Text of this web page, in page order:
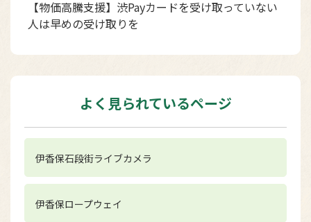
【物価高騰支援】渋Payカードを受け取っていない
人は早めの受け取りを
よく見られているページ
伊香保石段街ライブカメラ
伊香保ロープウェイ